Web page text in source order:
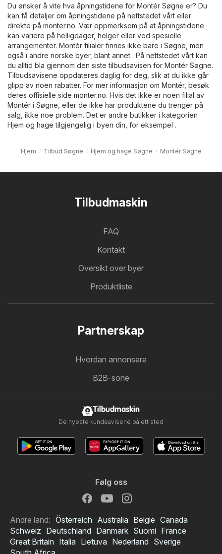
Du ønsker å vite hva åpningstidene for Montér Søgne er? Du
kan få detaljer om åpningstidene på nettstedet vårt eller
direkte på monter.no. Vær oppmerksom på at åpningstidene
kan variere på helligdager, helger eller ved spesielle
arrangementer. Montér filialer finnes ikke bare i Søgne, men
også i andre norske byer, blant annet . På nettstedet vårt kan
du alltid bla gjennom den siste tilbudsavisen for Montér Søgne.
Tilbudsavisene oppdateres daglig for deg, slik at du ikke går
glipp av noen rabatter. For mer informasjon om Montér, besøk
deres offisielle side monter.no. Hvis det ikke er noen filial av
Montér i Søgne, eller de ikke har produktene du trenger på
salg, ikke noe problem. Det er andre butikker i kategorien
Hjem og hage tilgjengelig i byen din, for eksempel .
Hjem Tilbud Søgne Hjem og hage Søgne Montér Søgne
Tilbudmaskin
FAQ
Kontakt
Oversikt over byer
Produktliste
Partnerskap
Hvordan annonsere
B2B-sone
Tilbudmaskin
De nyeste kundeavisene på ett sted
Følg oss
Andre land: Österreich Australia België Canada
Schweiz Deutschland Danmark Suomi France
Great Britain Italia Lietuva Nederland Sverige